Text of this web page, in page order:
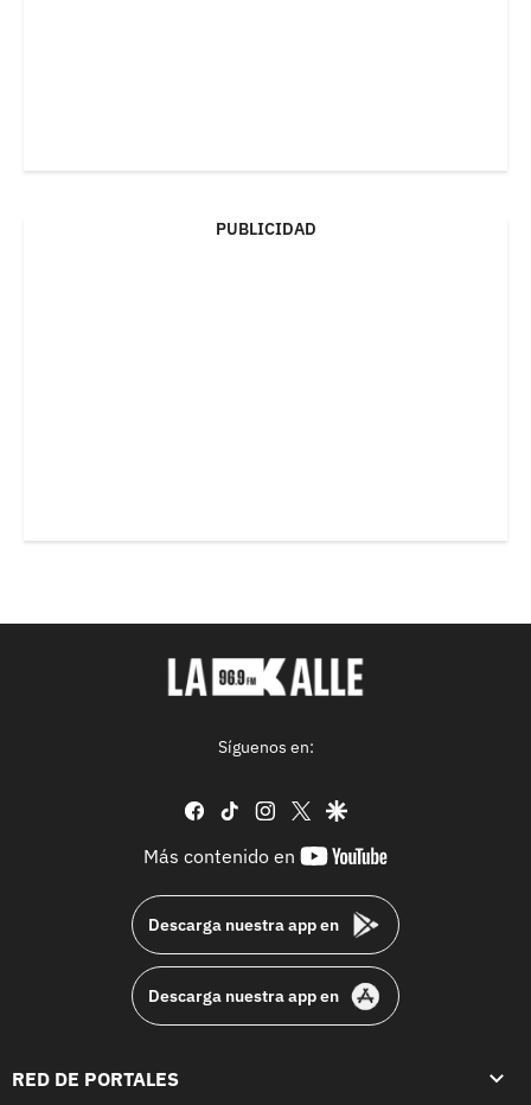
PUBLICIDAD
Síguenos en:
facebook
tiktok instagram
twittergoogle
Más contenido en
youtube-
Descarga nuestra app en
Descarga nuestra app en
RED DE PORTALES